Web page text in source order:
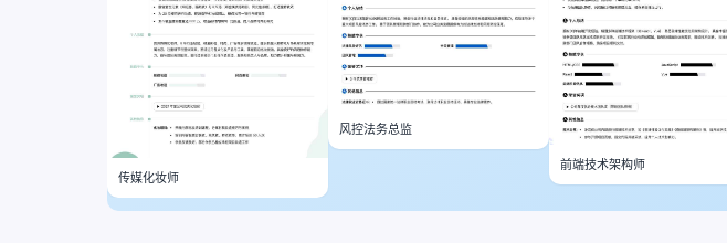
传媒化妆师
风控法务总监
前端技术架构师